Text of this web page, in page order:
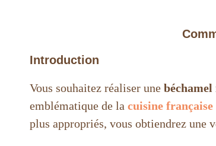
Introduction
Vous souhaitez réaliser une béchamel
emblématique de la cuisine française
plus appropriés, vous obtiendrez une